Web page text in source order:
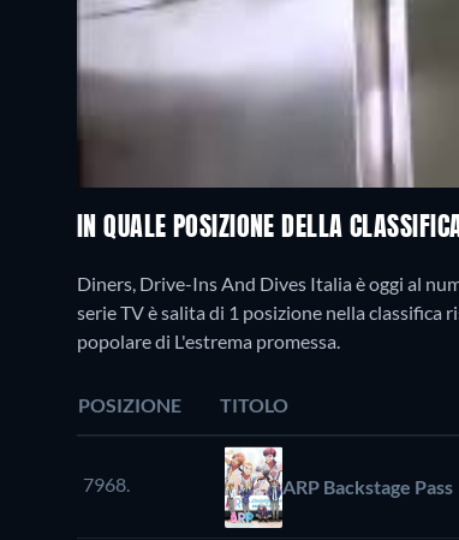
IN QUALE POSIZIONE DELLA
Diners, Drive-Ins And Dives Italia è oggi al
serie TV è salita di 1 posizione nella
popolare di L'estrema promessa.
POSIZIONE TITOLO
7968. ARP Backstage Pass